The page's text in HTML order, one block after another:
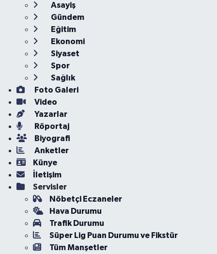
Asayiş
Gündem
Eğitim
Ekonomi
Siyaset
Spor
Sağlık
Foto Galeri
Video
Yazarlar
Röportaj
Biyografi
Anketler
Künye
İletişim
Servisler
Nöbetçi Eczaneler
Hava Durumu
Trafik Durumu
Süper Lig Puan Durumu ve Fikstür
Tüm Manşetler